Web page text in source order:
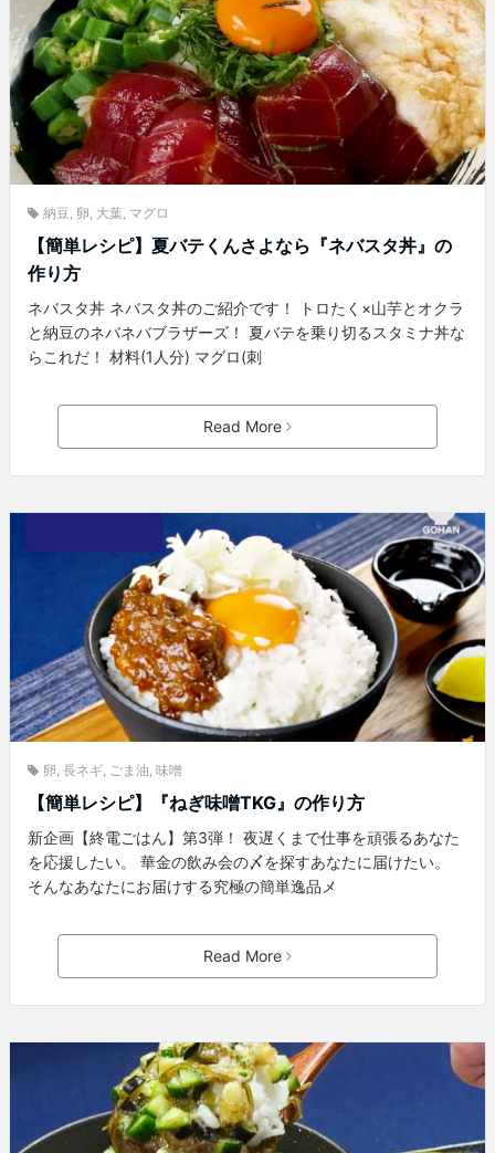
納豆 卵 大葉 マグロ
【簡単レシピ】夏バテくんさよなら『ネバスタ丼』の
作り方
ネバスタ丼 ネバスタ丼のご紹介です！ トロたく×山芋とオクラ
と納豆のネバネバブラザーズ！ 夏バテを乗り切るスタミナ丼な
らこれだ！ 材料(1人分) マグロ(刺
Read More
卵 長ネギ ごま油 味噌
【簡単レシピ】『ねぎ味噌TKG』の作り方
新企画【終電ごはん】第3弾！ 夜遅くまで仕事を頑張るあなた
を応援したい。 華金の飲み会の〆を探すあなたに届けたい。
そんなあなたにお届けする究極の簡単逸品メ
Read More